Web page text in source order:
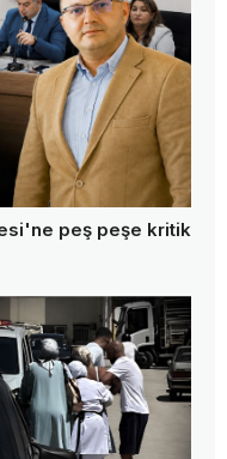
peş peşe kritik